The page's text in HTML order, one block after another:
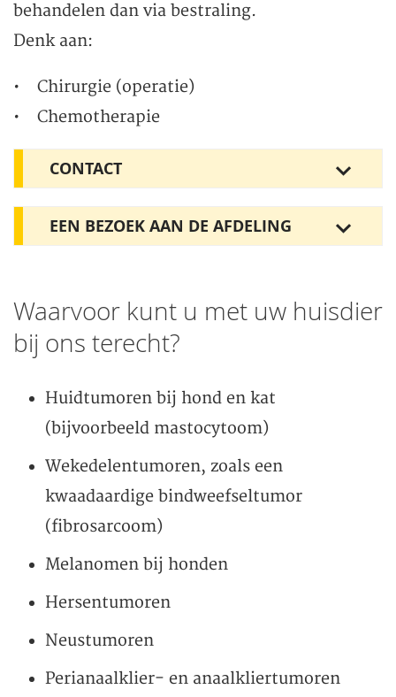
behandelen dan via bestraling.
Denk aan:
• Chirurgie (operatie)
• Chemotherapie
CONTACT
EEN BEZOEK AAN DE AFDELING
Waarvoor kunt u met uw huisdier
bij ons terecht?
Huidtumoren bij hond en kat
(bijvoorbeeld mastocytoom)
Wekedelentumoren, zoals een
kwaadaardige bindweefseltumor
(fibrosarcoom)
Melanomen bij honden
Hersentumoren
Neustumoren
Perianaalklier- en anaalkliertumoren